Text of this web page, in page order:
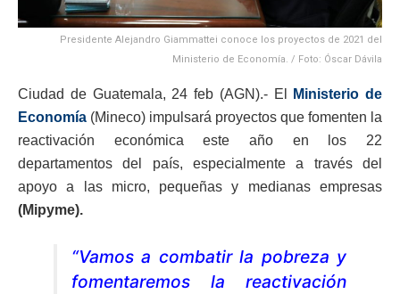
Presidente Alejandro Giammattei conoce los proyectos de 2021 del
Ministerio de Economía. / Foto: Óscar Dávila
Ciudad de Guatemala, 24 feb (AGN).- El
Ministerio de
Economía (Mineco) impulsará proyectos que fomenten la
reactivación económica este año en los 22
departamentos del país, especialmente a través del
apoyo a las micro, pequeñas y medianas empresas
(Mipyme).
“Vamos a combatir la pobreza y
fomentaremos la reactivación